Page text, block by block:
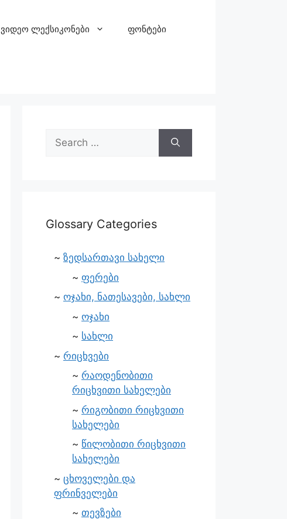
ვიდეო ლექსიკონები ფონტები
Glossary Categories
ზედსართავი სახელი
ფერები
ოჯახი, ნათესავები, სახლი
ოჯახი
სახლი
რიცხვები
რაოდენობითი
რიცხვითი სახელები
რიგობითი რიცხვითი
სახელები
წილობითი რიცხვითი
სახელები
ცხოველები და
ფრინველები
თევზები